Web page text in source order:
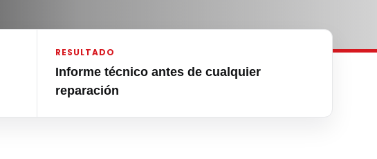
RESULTADO
Informe técnico antes de cualquier
reparación